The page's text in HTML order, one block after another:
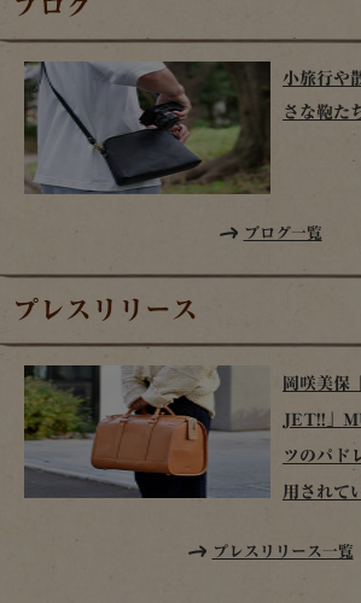
ブログ
小旅行や
さな鞄た
ブログ一覧
プレスリリース
岡咲美
JET!!」
ツのパド
用されて
プレスリリース一覧